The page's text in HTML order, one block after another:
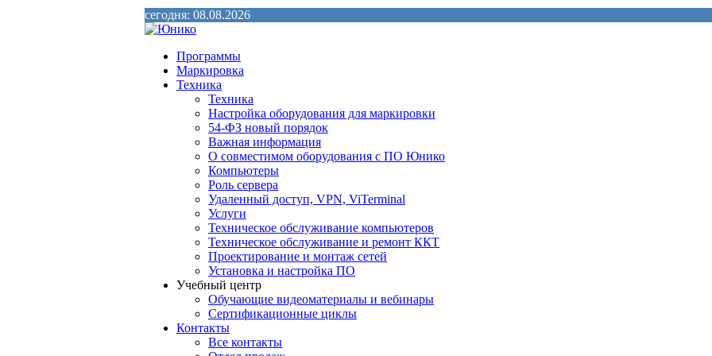
сегодня: 08.08.2026
Программы
Маркировка
Техника
Техника
Настройка оборудования для маркировки
54-ФЗ новый порядок
Важная информация
О совместимом оборудования с ПО Юнико
Компьютеры
Роль сервера
Удаленный доступ, VPN, ViTerminal
Услуги
Техническое обслуживание компьютеров
Техническое обслуживание и ремонт ККТ
Проектирование и монтаж сетей
Установка и настройка ПО
Учебный центр
Обучающие видеоматериалы и вебинары
Сертификационные циклы
Контакты
Все контакты